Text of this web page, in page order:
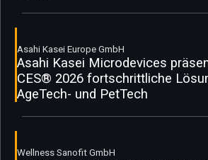
Asahi Kasei Europe GmbH
Asahi Kasei Microdevices
CES® 2026 fortschrittliche
AgeTech- und PetTech
Wellness Sanofit GmbH